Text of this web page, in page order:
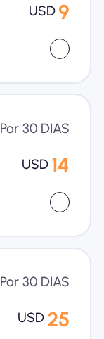
USD 9
Por 30 DIAS
USD 14
Por 30 DIAS
USD 25